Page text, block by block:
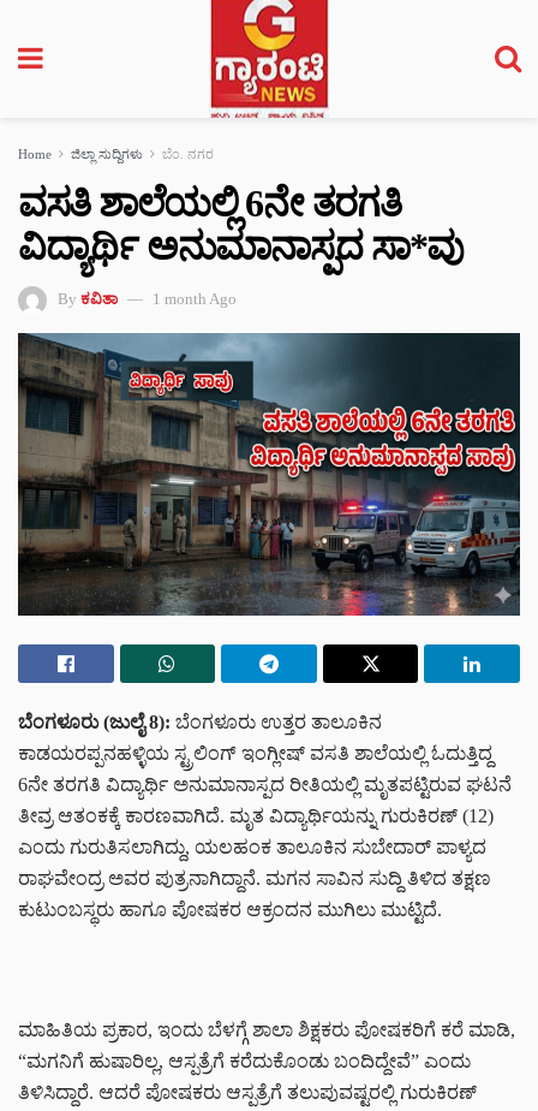
Home ಜಿಲ್ಲಾ ಸುದ್ದಿಗಳು ಬೆಂ. ನಗರ
ವಸತಿ ಶಾಲೆಯಲ್ಲಿ 6ನೇ ತರಗತಿ
ವಿದ್ಯಾರ್ಥಿ ಅನುಮಾನಾಸ್ಪದ ಸಾ*ವು
By ಕವಿತಾ 1 month Ago
ಬೆಂಗಳೂರು (ಜುಲೈ 8): ಬೆಂಗಳೂರು ಉತ್ತರ ತಾಲೂಕಿನ
ಕಾಡಯರಪ್ಪನಹಳ್ಳಿಯ ಸ್ಟ್ರಲಿಂಗ್ ಇಂಗ್ಲೀಷ್ ವಸತಿ ಶಾಲೆಯಲ್ಲಿ ಓದುತ್ತಿದ್ದ
6ನೇ ತರಗತಿ ವಿದ್ಯಾರ್ಥಿ ಅನುಮಾನಾಸ್ಪದ ರೀತಿಯಲ್ಲಿ ಮೃತಪಟ್ಟಿರುವ ಘಟನೆ
ತೀವ್ರ ಆತಂಕಕ್ಕೆ ಕಾರಣವಾಗಿದೆ. ಮೃತ ವಿದ್ಯಾರ್ಥಿಯನ್ನು ಗುರುಕಿರಣ್ (12)
ಎಂದು ಗುರುತಿಸಲಾಗಿದ್ದು, ಯಲಹಂಕ ತಾಲೂಕಿನ ಸುಬೇದಾರ್ ಪಾಳ್ಯದ
ರಾಘವೇಂದ್ರ ಅವರ ಪುತ್ರನಾಗಿದ್ದಾನೆ. ಮಗನ ಸಾವಿನ ಸುದ್ದಿ ತಿಳಿದ ತಕ್ಷಣ
ಕುಟುಂಬಸ್ಥರು ಹಾಗೂ ಪೋಷಕರ ಆಕ್ರಂದನ ಮುಗಿಲು ಮುಟ್ಟಿದೆ.
ಮಾಹಿತಿಯ ಪ್ರಕಾರ, ಇಂದು ಬೆಳಗ್ಗೆ ಶಾಲಾ ಶಿಕ್ಷಕರು ಪೋಷಕರಿಗೆ ಕರೆ ಮಾಡಿ,
“ಮಗನಿಗೆ ಹುಷಾರಿಲ್ಲ, ಆಸ್ಪತ್ರೆಗೆ ಕರೆದುಕೊಂಡು ಬಂದಿದ್ದೇವೆ” ಎಂದು
ತಿಳಿಸಿದ್ದಾರೆ. ಆದರೆ ಪೋಷಕರು ಆಸ್ಪತ್ರೆಗೆ ತಲುಪುವಷ್ಟರಲ್ಲಿ ಗುರುಕಿರಣ್